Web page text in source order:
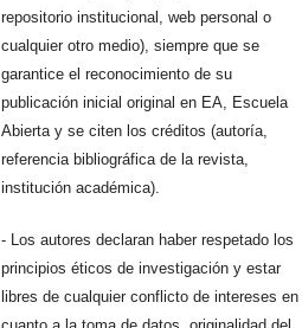
repositorio institucional, web personal o
cualquier otro medio), siempre que se
garantice el reconocimiento de su
publicación inicial original en EA, Escuela
Abierta y se citen los créditos (autoría,
referencia bibliográfica de la revista,
institución académica).
- Los autores declaran haber respetado los
principios éticos de investigación y estar
libres de cualquier conflicto de intereses en